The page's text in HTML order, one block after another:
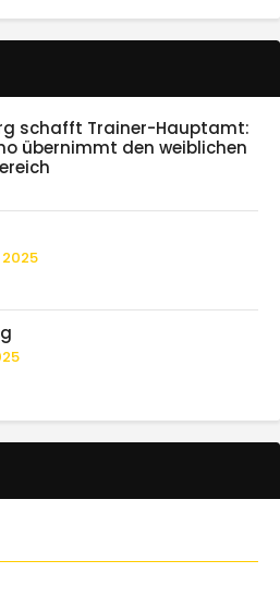
schafft Trainer-Hauptamt:
übernimmt den weiblichen
2025